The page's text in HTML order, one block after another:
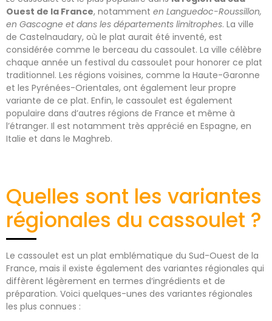
Ouest de la France, notamment en Languedoc-Roussillon,
en Gascogne et dans les départements limitrophes. La ville
de Castelnaudary, où le plat aurait été inventé, est
considérée comme le berceau du cassoulet. La ville célèbre
chaque année un festival du cassoulet pour honorer ce plat
traditionnel. Les régions voisines, comme la Haute-Garonne
et les Pyrénées-Orientales, ont également leur propre
variante de ce plat. Enfin, le cassoulet est également
populaire dans d’autres régions de France et même à
l’étranger. Il est notamment très apprécié en Espagne, en
Italie et dans le Maghreb.
Quelles sont les variantes
régionales du cassoulet ?
Le cassoulet est un plat emblématique du Sud-Ouest de la
France, mais il existe également des variantes régionales qui
diffèrent légèrement en termes d’ingrédients et de
préparation. Voici quelques-unes des variantes régionales
les plus connues :